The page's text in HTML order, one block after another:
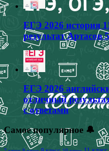
ЕГЭ 2026 история
результат Артасов
ЕГЭ 2026
отличный
с ответами
Самое популярное 🔔